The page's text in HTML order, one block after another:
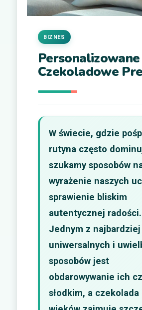
Personalizowane
Czekoladowe
BIZNES
W świecie, gdzie
rutyna często
szukamy sposobów
wyrażenie naszych
sprawienie bliskim
autentycznej radości.
Jednym z najbardziej
uniwersalnych i
sposobów jest
obdarowywanie ich
słodkim, a czekolada